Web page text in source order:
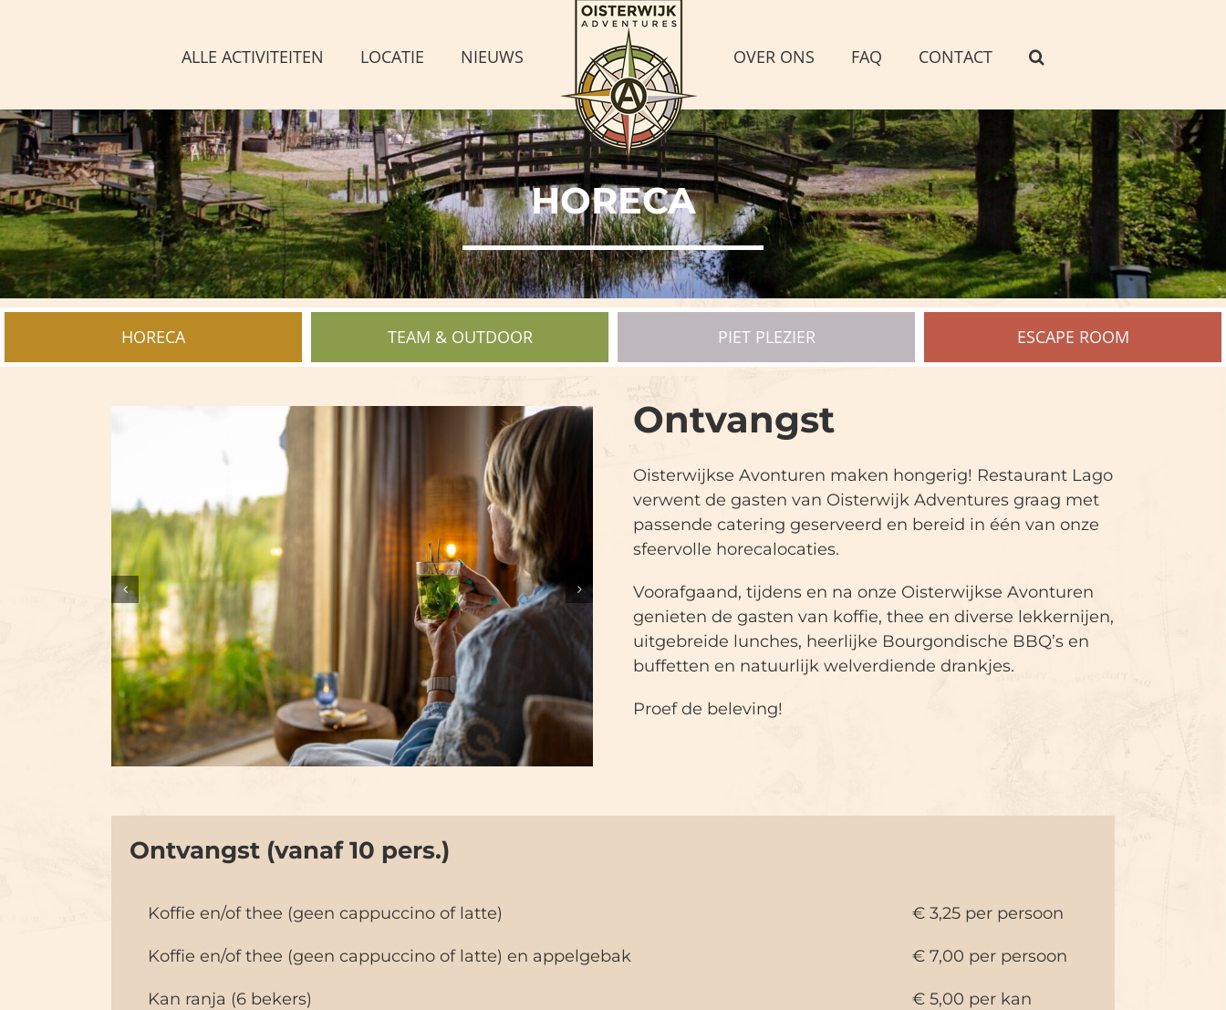
ALLE ACTIVITEITEN LOCATIE NIEUWS OVER ONS FAQ CONTACT
HORECA
HORECA TEAM & OUTDOOR PIET PLEZIER ESCAPE ROOM
Ontvangst
Oisterwijkse Avonturen maken hongerig! Restaurant Lago
verwent de gasten van Oisterwijk Adventures graag met
passende catering geserveerd en bereid in één van onze
sfeervolle horecalocaties.
Voorafgaand, tijdens en na onze Oisterwijkse Avonturen
genieten de gasten van koffie, thee en diverse lekkernijen,
uitgebreide lunches, heerlijke Bourgondische BBQ’s en
buffetten en natuurlijk welverdiende drankjes.
Proef de beleving!
Ontvangst (vanaf 10 pers.)
Koffie en/of thee (geen cappuccino of latte)
Koffie en/of thee (geen cappuccino of latte) en appelgebak
Kan ranja (6 bekers)
€ 3,25 per persoon
€ 7,00 per persoon
€ 5,00 per kan